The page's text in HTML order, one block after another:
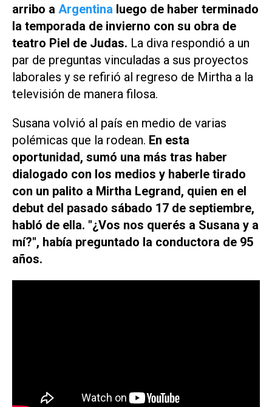
arribo a Argentina luego de haber terminado
la temporada de invierno con su obra de
teatro Piel de Judas. La diva respondió a un
par de preguntas vinculadas a sus proyectos
laborales y se refirió al regreso de Mirtha a la
televisión de manera filosa.
Susana volvió al país en medio de varias
polémicas que la rodean. En esta
oportunidad, sumó una más tras haber
dialogado con los medios y haberle tirado
con un palito a Mirtha Legrand, quien en el
debut del pasado sábado 17 de septiembre,
habló de ella. "¿Vos nos querés a Susana y a
mí?", había preguntado la conductora de 95
años.